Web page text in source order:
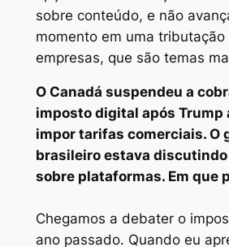
sobre conteúdo, e não
momento em uma
empresas, que são temas
O Canadá suspendeu a
imposto digital após Trump
impor tarifas comerciais. O
brasileiro estava
sobre plataformas. Em que
Chegamos a debater o
ano passado. Quando eu